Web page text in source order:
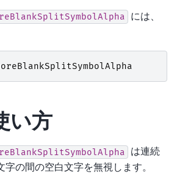
には、
い方
は連続
字の間の空白文字を無視します。